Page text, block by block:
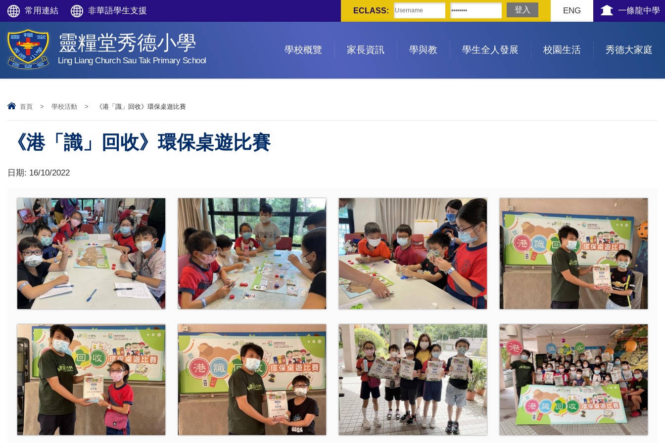
常用連結 非華語學生支援 一條龍中學
ENG
ECLASS:
靈糧堂秀德小學
Ling Liang Church Sau Tak Primary School
學校概覽 家長資訊 學與教 學生全人發展 校園生活 秀德大家庭
首頁 > 學校活動 > 《港「識」回收》環保桌遊比賽
《港「識」回收》環保桌遊比賽
日期: 16/10/2022